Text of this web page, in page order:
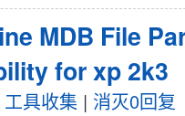
MDB File
for xp 2k3
工具收集 | 消灭0回复